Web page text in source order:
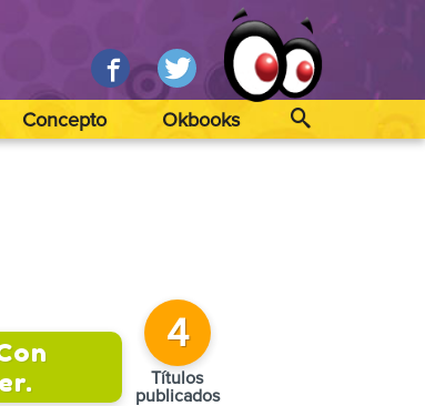
Concepto Okbooks
4
Títulos
publicados